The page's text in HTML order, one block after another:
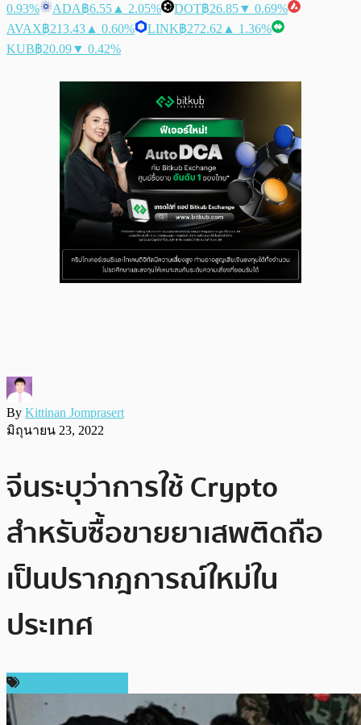
0.93%
ADA฿6.55 ▲ 2.05% DOT฿26.85▼ 0.69%
AVAX฿213.43 ▲ 0.60% LINK฿272.62 ▲ 1.36%
KUB฿20.09▼ 0.42%
By Kittinan Jomprasert
มิถุนายน 23, 2022
จีนระบุว่าการใช้ Crypto
สำหรับซื้อขายยาเสพติดถือ
เป็นปรากฎการณ์ใหม่ใน
ประเทศ